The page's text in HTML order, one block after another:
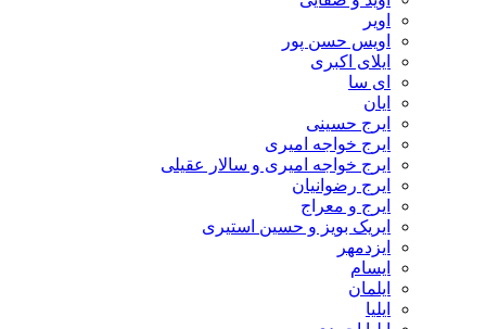
اویر
اویس حسن پور
ايلاى اكبرى
ای سا
ایان
ایرج حسینی
ایرج خواجه امیری
ایرج خواجه امیری و سالار عقیلی
ایرج رضوانیان
ایرج و معراج
ایریک بویز و حسین استیری
ایزدمهر
ایسام
ایلمان
ایلیا